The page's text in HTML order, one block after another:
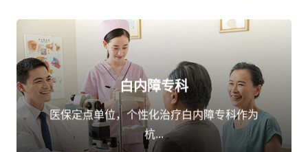
白内障专科
医保定点单位，个性化治疗白内障专科作为
杭...
点击了解